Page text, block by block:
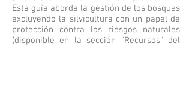
Esta guía aborda la gestión de los bosques
excluyendo la silvicultura con un papel de
protección contra los riesgos naturales
(disponible en la sección "Recursos" del